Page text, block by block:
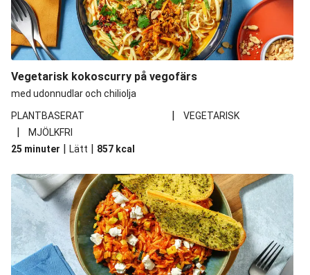
Vegetarisk kokoscurry på vegofärs
med udonnudlar och chiliolja
PLANTBASERAT
| VEGETARISK
|
MJÖLKFRI
25 minuter | Lätt | 857 kcal